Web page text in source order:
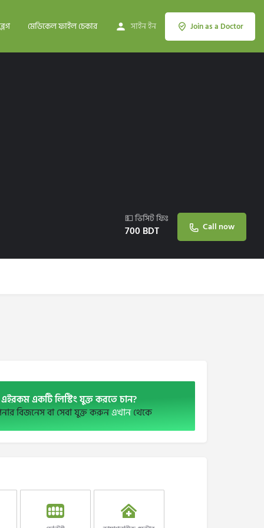
ব্লগ মেডিকেল ফাইল চেকার সাইন ইন Join as a Doctor
💵 ভিসিট ফিঃ
700BDT Call now
এইরকম একটি লিস্টিং যুক্ত করতে চান?
বিজনেস বা সেবা যুক্ত করুনএখানথেকে